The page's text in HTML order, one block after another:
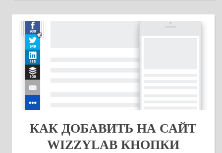
КАК ДОБАВИТЬ НА САЙТ
WIZZYLAB КНОПКИ